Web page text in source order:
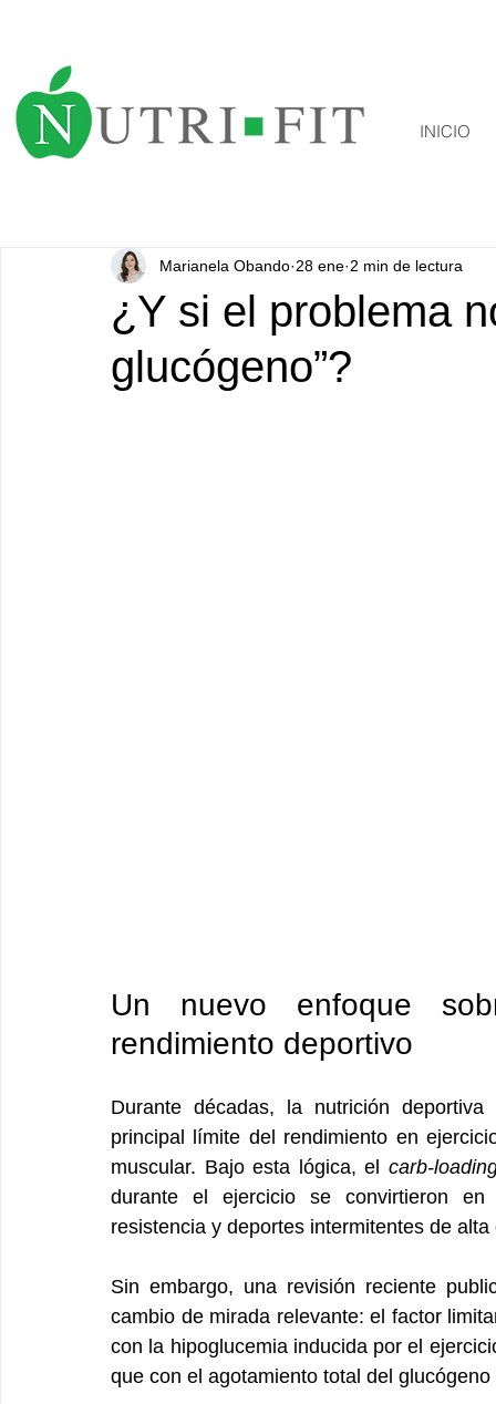
INICIO
¿Y si el problema
glucógeno”?
Marianela Obando 28 ene 2 min de lectura
Un nuevo enfoque
rendimiento deportivo
Durante décadas, la nutrición
principal límite del rendimiento en
muscular. Bajo esta lógica, el carb-
durante el ejercicio se convirtieron
resistencia y deportes intermitentes de alta
Sin embargo, una revisión reciente
cambio de mirada relevante: el factor
con la hipoglucemia inducida por el
que con el agotamiento total del glucógeno